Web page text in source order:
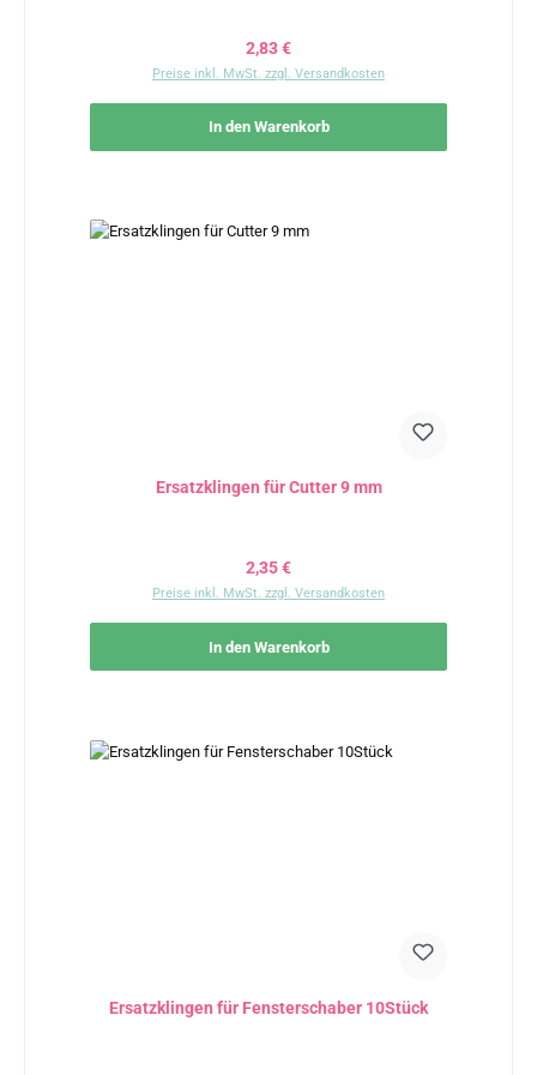
Regulärer Preis:
2,83 €
Preise inkl. MwSt. zzgl. Versandkosten
In den Warenkorb
Ersatzklingen für Cutter 9 mm
Regulärer Preis:
2,35 €
Preise inkl. MwSt. zzgl. Versandkosten
In den Warenkorb
Ersatzklingen für Fensterschaber 10Stück